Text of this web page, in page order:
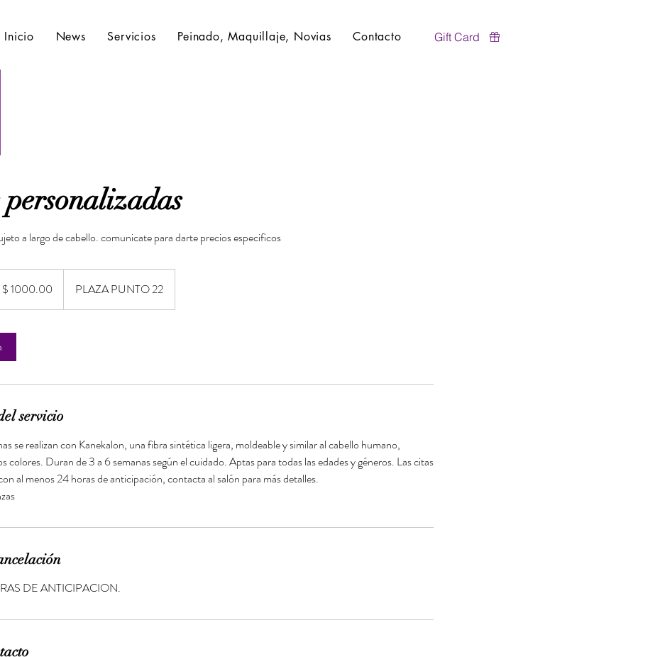
Inicio News Servicios Peinado, Maquillaje, Novias Contacto Gift Card
a largo de cabello. comunicate para darte precios especificos
$ 1000.00 PLAZA PUNTO 22
servicio
se realizan con Kanekalon, una fibra sintética ligera, moldeable y similar al cabello humano,
colores. Duran de 3 a 6 semanas según el cuidado. Aptas para todas las edades y géneros. Las citas
al menos 24 horas de anticipación, contacta al salón para más detalles.
DE ANTICIPACION.